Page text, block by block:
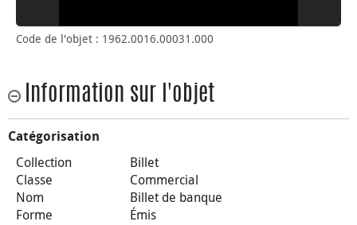
Code de l'objet : 1962.0016.00031.000
Information sur l'objet
Catégorisation
Collection
Billet
Classe
Commercial
Nom
Billet de banque
Forme
Émis